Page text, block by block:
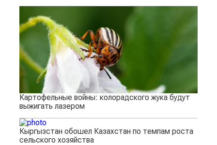
Картофельные войны: колорадского жука будут
выжигать лазером
Кыргызстан обошел Казахстан по темпам роста
сельского хозяйства